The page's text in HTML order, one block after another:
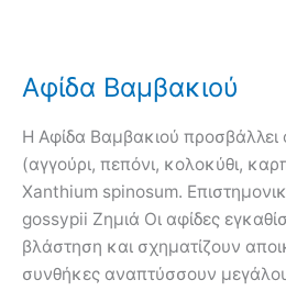
Αφίδα Βαμβακιού
Η Αφίδα Βαμβακιού προσβάλλει
(αγγούρι, πεπόνι, κολοκύθι,
Xanthium spinosum.
gossypii Ζημιά Οι αφίδες
βλάστηση και σχηματίζουν
συνθήκες αναπτύσσουν